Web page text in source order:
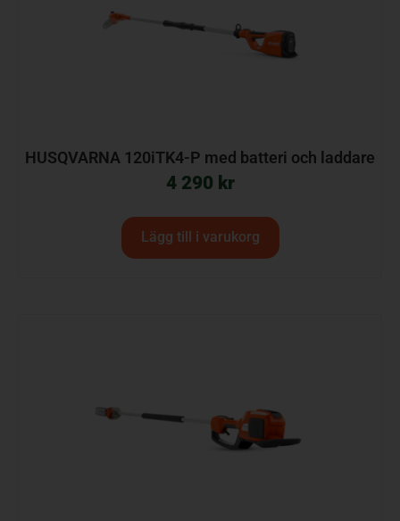
HUSQVARNA 120iTK4-P med batteri och laddare
4 290 kr
Lägg till i varukorg